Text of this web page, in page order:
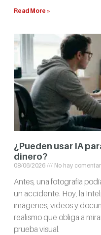
Read More »
¿Pueden usar IA
dinero?
08/06/2026 No hay
Antes, una fotografía
un accidente. Hoy, la
imágenes, videos y
realismo que obliga a
prueba visual.